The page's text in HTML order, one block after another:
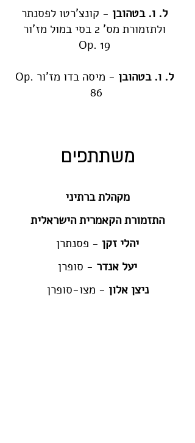
ל. ו. בטהובן - קונצ'רטו לפסנתר
ולתזמורת מס' 2 בסי במול מז'ור
Op. 19
ל. ו. בטהובן
- מיסה בדו מז'ור Op.
86
משתתפים
מקהלת ברתיני
התזמורת הקאמרית הישראלית
יהלי זקן - פסנתרן
יעל אנדר - סופרן
ניצן אלון - מצו-סופרן